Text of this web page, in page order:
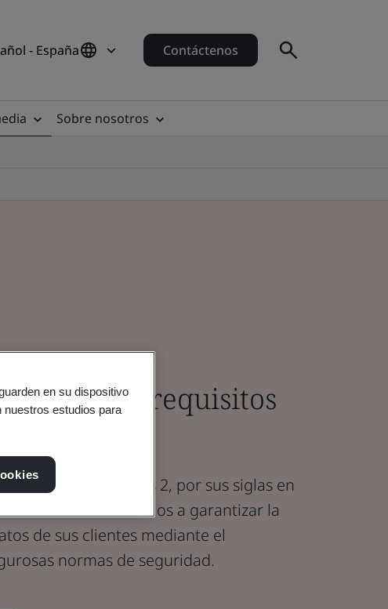
- España Contáctenos
Sobre nosotros
con los requisitos
Organization Controls 2, por sus siglas en
de servicios a garantizar la
de sus clientes mediante el
normas de seguridad.
en su dispositivo
nuestros estudios para